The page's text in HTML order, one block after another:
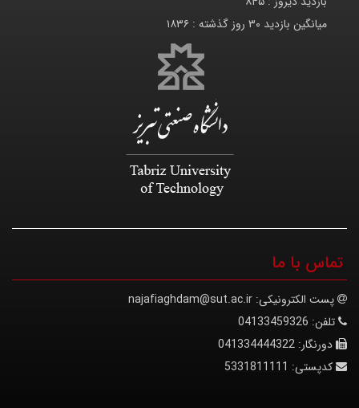
میانگین بازدید ۳۰ روز گذشته :
۱۸۳۶
تماس با ما
پست الکترونیکی: najafiaghdam@sut.ac.ir
تلفن: 04133459326
دورنگار: 041334444322
کدپستی: 5331811111